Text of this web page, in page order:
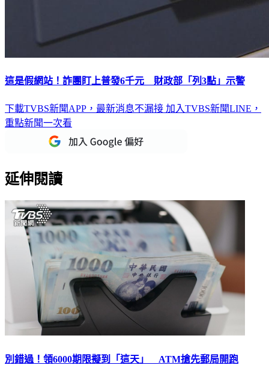
這是假網站！詐團盯上普發6千元 財政部「列3點」示警
下載TVBS新聞APP，最新消息不漏接 加入TVBS新聞LINE，
重點新聞一次看
延伸閱讀
別錯過！領6000期限擬到「這天」 ATM搶先郵局開跑